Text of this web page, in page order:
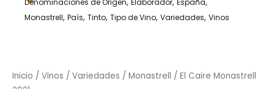
Denominaciones de Origen Elaborador España
Monastrell, País, Tinto, Tipo de Vino, Variedades, Vinos
Inicio / Vinos / Variedades / Monastrell / El Caire Monastrell